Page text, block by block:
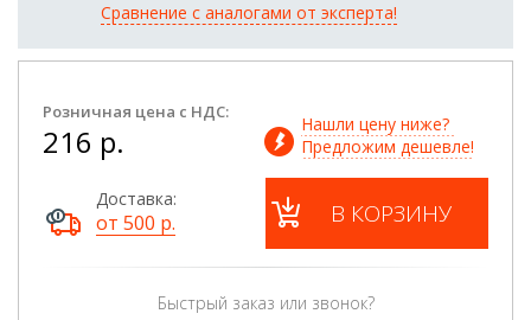
Сравнение с аналогами от эксперта!
Розничная цена с НДС:
216 р.
Нашли цену ниже?
Предложим дешевле!
Доставка:
от 500 р. В КОРЗИНУ
Быстрый заказ или звонок?